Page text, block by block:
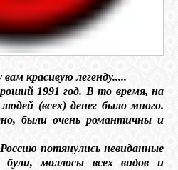
красивую легенду.....
1991 год. В то время, на
(всех) денег было много.
были очень романтичны и
потянулись невиданные
моллосы всех видов и